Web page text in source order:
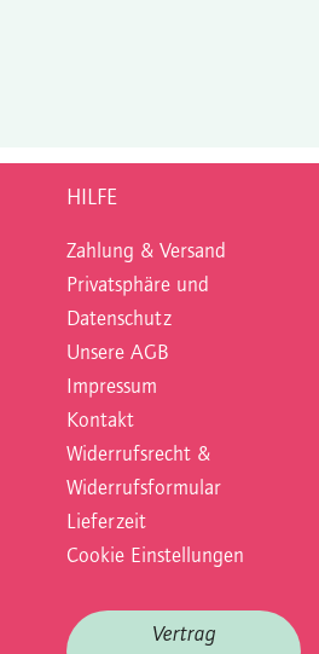
HILFE
Zahlung & Versand
Privatsphäre und
Datenschutz
Unsere AGB
Impressum
Kontakt
Widerrufsrecht &
Widerrufsformular
Lieferzeit
Cookie Einstellungen
Vertrag